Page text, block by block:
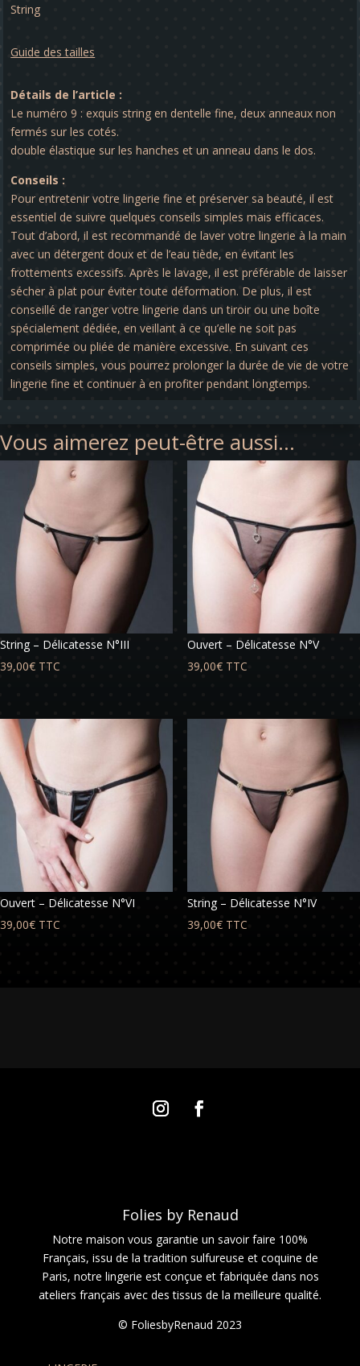
N°IX
String
Guide des tailles
Détails de l’article :
Le numéro 9 : exquis string en dentelle fine, deux anneaux non
fermés sur les cotés.
double élastique sur les hanches et un anneau dans le dos.
Conseils :
Pour entretenir votre lingerie fine et préserver sa beauté, il est
essentiel de suivre quelques conseils simples mais efficaces.
Tout d’abord, il est recommandé de laver votre lingerie à la main
avec un détergent doux et de l’eau tiède, en évitant les
frottements excessifs. Après le lavage, il est préférable de laisser
sécher à plat pour éviter toute déformation. De plus, il est
conseillé de ranger votre lingerie dans un tiroir ou une boîte
spécialement dédiée, en veillant à ce qu’elle ne soit pas
comprimée ou pliée de manière excessive. En suivant ces
conseils simples, vous pourrez prolonger la durée de vie de votre
lingerie fine et continuer à en profiter pendant longtemps.
Vous aimerez peut-être aussi…
String – Délicatesse N°III
39,00€ TTC
Ouvert – Délicatesse N°V
39,00€ TTC
Ouvert – Délicatesse N°VI
39,00€ TTC
String – Délicatesse N°IV
39,00€ TTC
Folies by Renaud
Notre maison vous garantie un savoir faire 100%
Français, issu de la tradition sulfureuse et coquine de
Paris, notre lingerie est conçue et fabriquée dans nos
ateliers français avec des tissus de la meilleure qualité.
© FoliesbyRenaud 2023